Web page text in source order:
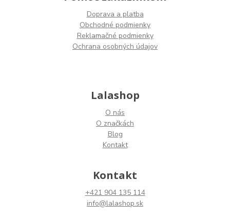
Doprava a platba
Obchodné podmienky
Reklamačné podmienky
Ochrana osobných údajov
Lalashop
O nás
O značkách
Blog
Kontakt
Kontakt
+421 904 135 114
info@lalashop.sk